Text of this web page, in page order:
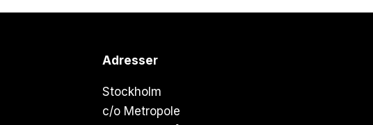
Adresser
Stockholm
c/o Metropole